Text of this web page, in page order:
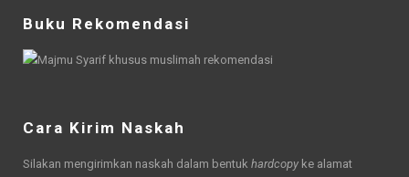
Buku Rekomendasi
Cara Kirim Naskah
Silakan mengirimkan naskah dalam bentuk hardcopy ke alamat